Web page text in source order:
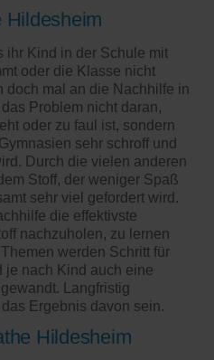
Hildesheim
ihr Kind in der Schule mit
oder die Klasse nicht
doch mal an die Nachhilfe in
Problem nicht daran,
oder zu faul ist, sondern
sehr schroff und
Durch die vielen anderen
Stoff, der weniger Spaß
sehr viel gefordert wird.
die effektivste
nachzuholen, zu lernen
werden Schritt für
je nach Kind auch eine
Langfristig
Ergebnis davon sein.
Hildesheim